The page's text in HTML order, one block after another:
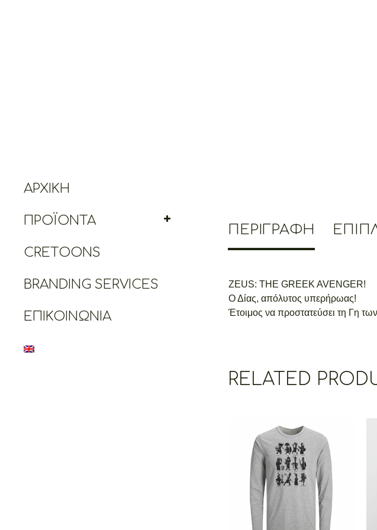
ΑΡΧΙΚΉ
ΠΡΟΪΌΝΤΑ
CRETOONS
BRANDING SERVICES
ΕΠΙΚΟΙΝΩΝΊΑ
ΠΕΡΙΓΡΑΦΉ
ZEUS: THE GREEK AVENGER!
Ο Δίας, απόλυτος υπερήρωας!
Έτοιμος να προστατεύσει τη Γη
RELATED
Cretoons – 12 Gods –
Longsleeve – Comic
Collection
€19.00
–
€ 25.00
range:
€19.00